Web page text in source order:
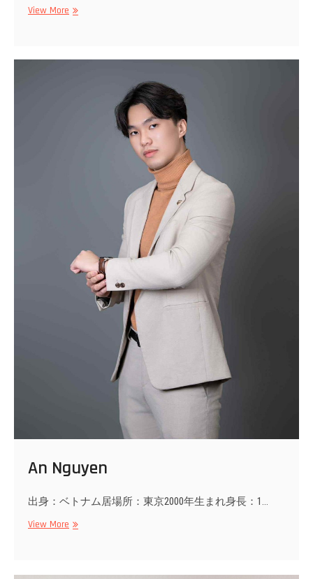
View More Trevor
An Nguyen
出身：ベトナム居場所：東京2000年生まれ身長：1…
View More An